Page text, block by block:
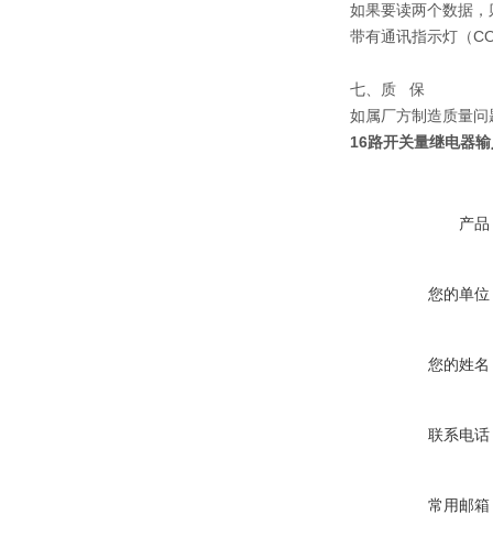
如果要读两个数据
带有通讯指示灯（
七、质 保
如属厂方制造质量
16路开关量继电器
产品
您的单位
您的姓名
联系电话
常用邮箱